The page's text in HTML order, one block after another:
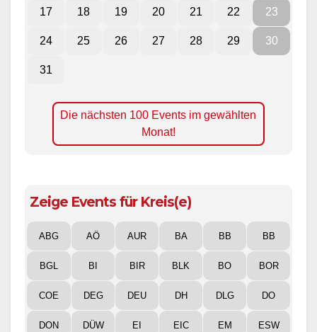
17 18 19 20 21 22 23
24 25 26 27 28 29 30
31
Die nächsten 100 Events im gewählten
Monat!
Zeige Events für Kreis(e)
ABG AÖ AUR BA BB BB
BGL BI BIR BLK BO BOR
COE DEG DEU DH DLG DO
DON DÜW EI EIC EM ESW